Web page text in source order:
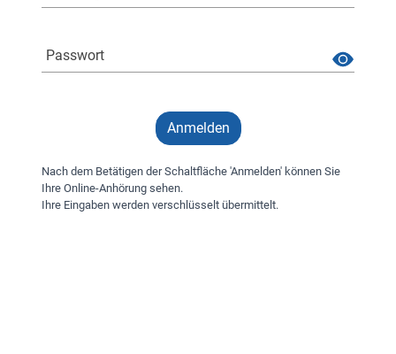
Passwort
Anmelden
Nach dem Betätigen der Schaltfläche 'Anmelden' können Sie
Ihre Online-Anhörung sehen.
Ihre Eingaben werden verschlüsselt übermittelt.